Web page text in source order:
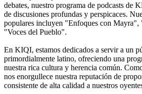
debates, nuestro programa de podcasts de
de discusiones profundas y perspicaces.
populares incluyen "Enfoques con
"Voces del Pueblo".
En KIQI, estamos dedicados a servir a un
primordialmente latino, ofreciendo una
nuestra rica cultura y herencia común.
nos enorgullece nuestra reputación de
consistente de alta calidad a nuestros